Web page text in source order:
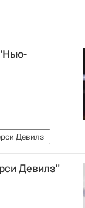
Девилз
Девилз"